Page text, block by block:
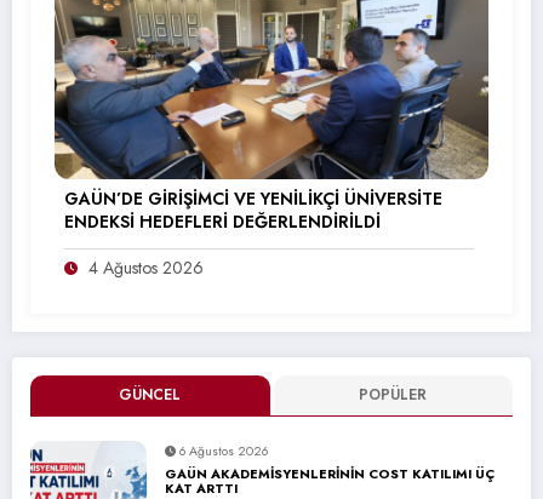
GÜNCEL POPÜLER
6 Ağustos 2026
GAÜN AKADEMİSYENLERİNİN COST KATILIMI ÜÇ
KAT ARTTI
GAÜN’DE GİRİŞİMCİ VE YENİLİKÇİ ÜNİVERSİTE
ENDEKSİ HEDEFLERİ DEĞERLENDİRİLDİ
4 Ağustos 2026